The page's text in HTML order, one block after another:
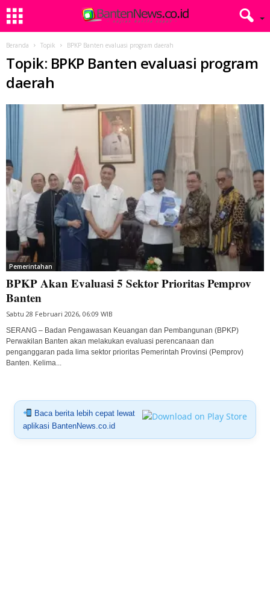
Beranda Topik BPKP Banten evaluasi program daerah
Topik: BPKP Banten evaluasi program
daerah
Pemerintahan
BPKP Akan Evaluasi 5 Sektor Prioritas Pemprov
Banten
Sabtu 28 Februari 2026, 06:09 WIB
SERANG – Badan Pengawasan Keuangan dan Pembangunan (BPKP)
Perwakilan Banten akan melakukan evaluasi perencanaan dan
penganggaran pada lima sektor prioritas Pemerintah Provinsi (Pemprov)
Banten. Kelima...
Baca berita lebih cepat lewat
aplikasi BantenNews.co.id